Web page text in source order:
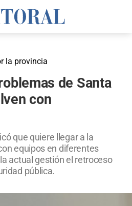
la provincia
de Santa
con
que quiere llegar a la
equipos en diferentes
actual gestión el retroceso
pública.